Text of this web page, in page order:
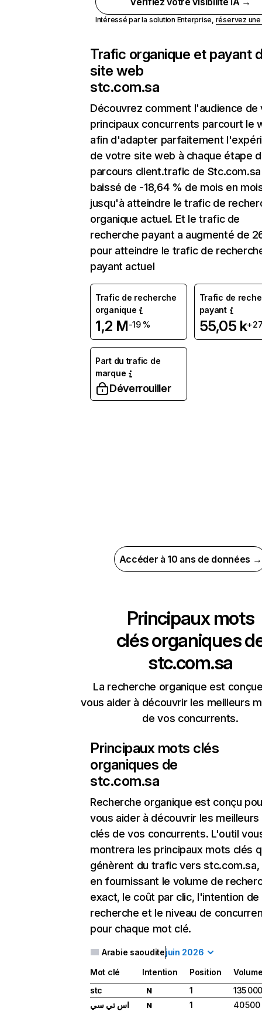
Intéressé par la solution Enterprise, réservez
Trafic organique et payant
site web
stc.com.sa
Découvrez comment l'audience de
principaux concurrents parcourt le
afin d'adapter parfaitement
de votre site web à chaque étape
parcours client.trafic de
baissé de -18,64 % de mois en
jusqu'à atteindre le trafic de
organique actuel. Et le trafic de
recherche payant a augmenté de
pour atteindre le trafic de
payant actuel
Trafic de recherche
organique
1,2 M-19 %
Trafic de
payant
55,05 k
Part du trafic de
marque
Déverrouiller
Accéder à 10 ans de données →
Principaux mots
clés organiques
stc.com.sa
La recherche organique est
vous aider à découvrir les meilleurs
de vos concurrents.
Principaux mots clés
organiques de
stc.com.sa
Recherche organique est conçu
vous aider à découvrir les
clés de vos concurrents. L'outil
montrera les principaux mots clés
génèrent du trafic vers
en fournissant le volume de
exact, le coût par clic, l'intention de
recherche et le niveau de
pour chaque mot clé.
Arabie saouditejuin 2026
Mot clé Intention Position
stc
N 1
135
اس تي سي
N 1
40 500